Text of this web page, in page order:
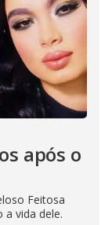
após o
Feitosa
vida dele.